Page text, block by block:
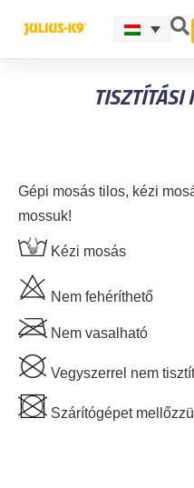
Gépi mosás tilos, kézi
mossuk!
Kézi mosás
Nem fehéríthető
Nem vasalható
Vegyszerrel nem
Szárítógépet